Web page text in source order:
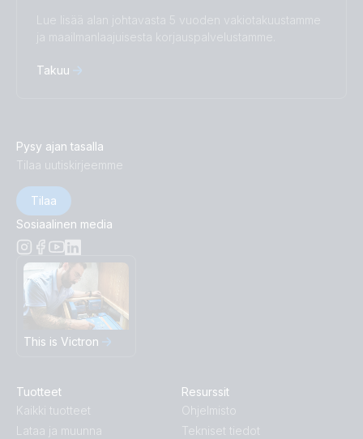
Lue lisää alan johtavasta 5 vuoden vakiotakuustamme
ja maailmanlaajuisesta korjauspalvelustamme.
Takuu
Pysy ajan tasalla
Tilaa uutiskirjeemme
Tilaa
Sosiaalinen media
This is Victron
Tuotteet
Kaikki tuotteet
Lataa ja muunna
Resurssit
Ohjelmisto
Tekniset tiedot